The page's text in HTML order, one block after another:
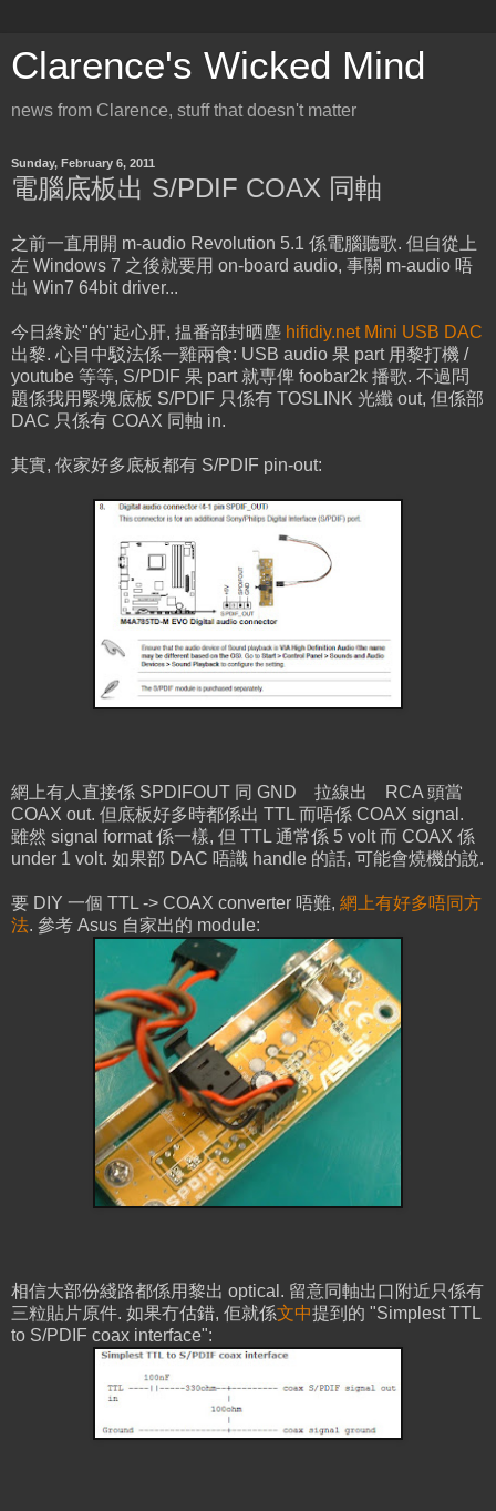
Clarence's Wicked Mind
news from Clarence, stuff that doesn't matter
Sunday, February 6, 2011
電腦底板出 S/PDIF COAX 同軸
之前一直用開 m-audio Revolution 5.1 係電腦聽歌. 但自從上
左 Windows 7 之後就要用 on-board audio, 事關 m-audio 唔
出 Win7 64bit driver...
今日終於"的"起心肝, 揾番部封晒塵 hifidiy.net Mini USB DAC
出黎. 心目中駁法係一雞兩食: USB audio 果 part 用黎打機 /
youtube 等等, S/PDIF 果 part 就専俾 foobar2k 播歌. 不過問
題係我用緊塊底板 S/PDIF 只係有 TOSLINK 光纖 out, 但係部
DAC 只係有 COAX 同軸 in.
其實, 依家好多底板都有 S/PDIF pin-out:
網上有人直接係 SPDIFOUT 同 GND 拉線出 RCA 頭當
COAX out. 但底板好多時都係出 TTL 而唔係 COAX signal.
雖然 signal format 係一樣, 但 TTL 通常係 5 volt 而 COAX 係
under 1 volt. 如果部 DAC 唔識 handle 的話, 可能會燒機的說.
要 DIY 一個 TTL -> COAX converter 唔難, 網上有好多唔同方
法. 參考 Asus 自家出的 module:
相信大部份綫路都係用黎出 optical. 留意同軸出口附近只係有
三粒貼片原件. 如果冇估錯, 佢就係文中提到的 "Simplest TTL
to S/PDIF coax interface":